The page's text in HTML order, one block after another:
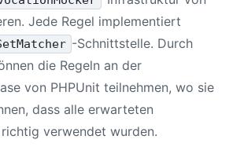
Jede Regel implementiert
-Schnittstelle. Durch
die Regeln an der
von PHPUnit teilnehmen, wo sie
dass alle erwarteten
verwendet wurden.